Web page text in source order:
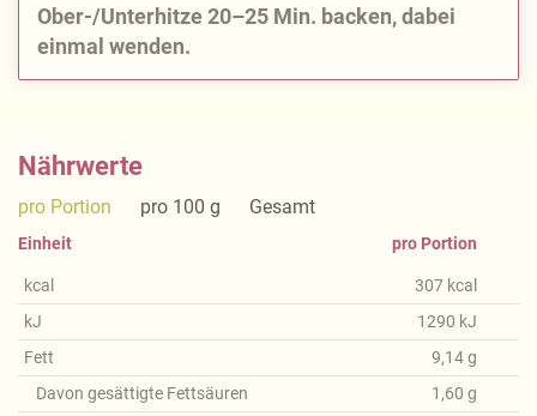
Ober-/Unterhitze 20–25 Min. backen, dabei
einmal wenden.
Nährwerte
pro Portion pro 100 g Gesamt
Einheit
kcal
kJ
Fett
Davon gesättigte Fettsäuren
pro Portion
307 kcal
1290 kJ
9,14g
1,60 g